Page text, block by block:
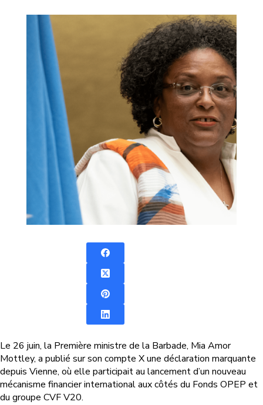
Le 26 juin, la Première ministre de la Barbade, Mia Amor
Mottley, a publié sur son compte X une déclaration marquante
depuis Vienne, où elle participait au lancement d’un nouveau
mécanisme financier international aux côtés du Fonds OPEP et
du groupe CVF V20.